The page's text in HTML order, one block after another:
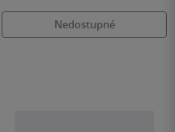
Nedostupné